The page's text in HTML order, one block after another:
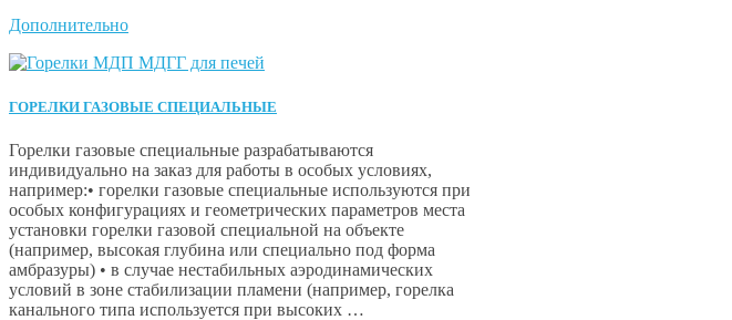
Дополнительно
ГОРЕЛКИ ГАЗОВЫЕ СПЕЦИАЛЬНЫЕ
Горелки газовые специальные разрабатываются
индивидуально на заказ для работы в особых условиях,
например:• горелки газовые специальные используются при
особых конфигурациях и геометрических параметров места
установки горелки газовой специальной на объекте
(например, высокая глубина или специально под форма
амбразуры) • в случае нестабильных аэродинамических
условий в зоне стабилизации пламени (например, горелка
канального типа используется при высоких …